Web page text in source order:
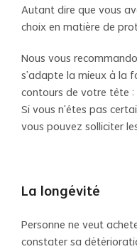
Autant dire que vous
choix en matière de
Nous vous
s’adapte la mieux à la
contours de votre tête :
Si vous n’êtes pas
vous pouvez solliciter
La longévité
Personne ne veut
constater sa